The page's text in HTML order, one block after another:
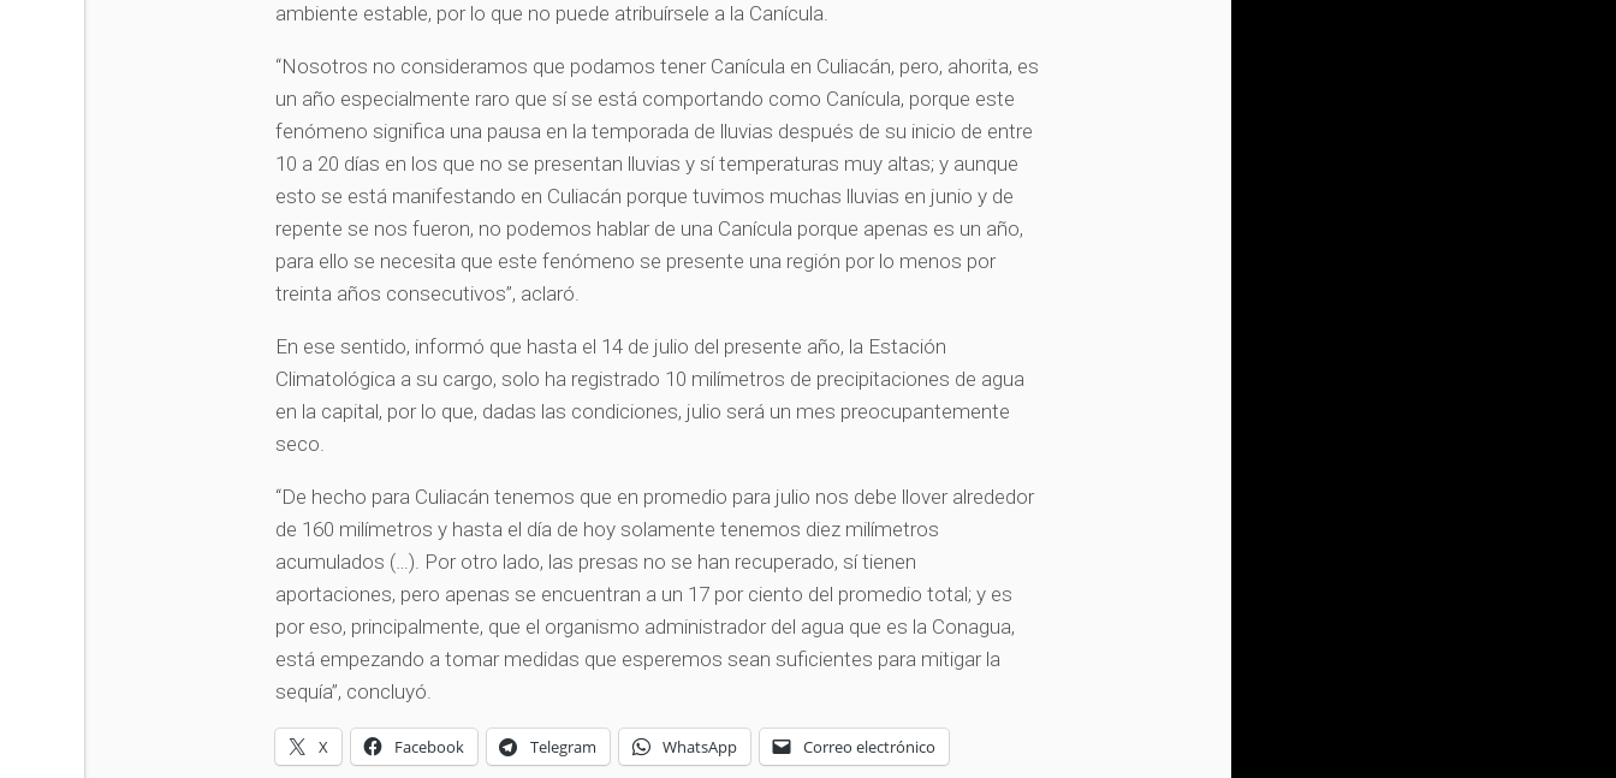
ambiente estable, por lo que no puede atribuírsele a la Canícula.
“Nosotros no consideramos que podamos tener Canícula en Culiacán, pero, ahorita, es
un año especialmente raro que sí se está comportando como Canícula, porque este
fenómeno significa una pausa en la temporada de lluvias después de su inicio de entre
10 a 20 días en los que no se presentan lluvias y sí temperaturas muy altas; y aunque
esto se está manifestando en Culiacán porque tuvimos muchas lluvias en junio y de
repente se nos fueron, no podemos hablar de una Canícula porque apenas es un año,
para ello se necesita que este fenómeno se presente una región por lo menos por
treinta años consecutivos”, aclaró.
En ese sentido, informó que hasta el 14 de julio del presente año, la Estación
Climatológica a su cargo, solo ha registrado 10 milímetros de precipitaciones de agua
en la capital, por lo que, dadas las condiciones, julio será un mes preocupantemente
seco.
“De hecho para Culiacán tenemos que en promedio para julio nos debe llover alrededor
de 160 milímetros y hasta el día de hoy solamente tenemos diez milímetros
acumulados (…). Por otro lado, las presas no se han recuperado, sí tienen
aportaciones, pero apenas se encuentran a un 17 por ciento del promedio total; y es
por eso, principalmente, que el organismo administrador del agua que es la Conagua,
está empezando a tomar medidas que esperemos sean suficientes para mitigar la
sequía”, concluyó.
X Facebook Telegram WhatsApp Correo electrónico